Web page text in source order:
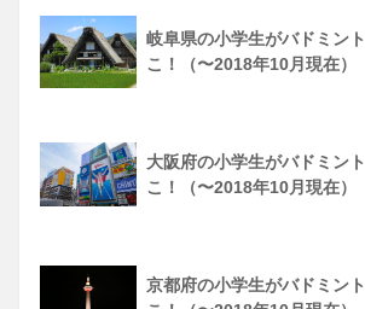
岐阜県の小学生がバドミン
こ！（〜2018年10月現在）
大阪府の小学生がバドミン
こ！（〜2018年10月現在）
京都府の小学生がバドミン